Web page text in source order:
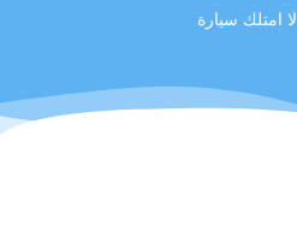
لا امتلك سيارة